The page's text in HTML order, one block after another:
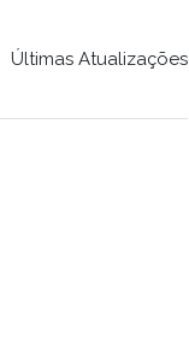
Últimas Atualizações